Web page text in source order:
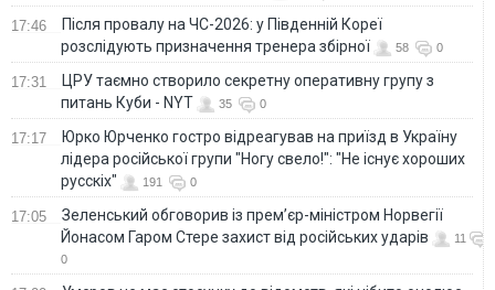
17:46
Після провалу на ЧС-2026: у Південній Кореї
розслідують призначення тренера збірної
58 0
17:31
ЦРУ таємно створило секретну оперативну групу з
питань Куби - NYT
35 0
17:17
Юрко Юрченко гостро відреагував на приїзд в Україну
лідера російської групи "Ногу свело!": "Не існує хороших
русскіх"
191 0
17:05
Зеленський обговорив із прем’єр-міністром Норвегії
Йонасом Гаром Стере захист від російських ударів
11
0